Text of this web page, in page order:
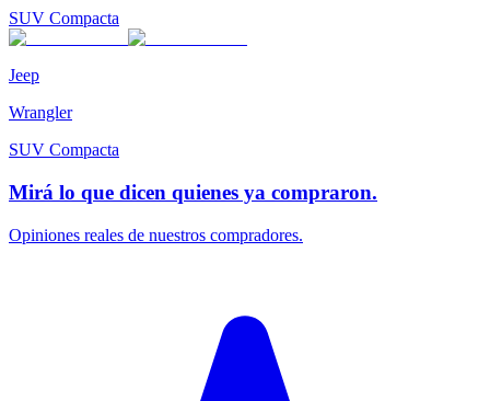
SUV Compacta
Jeep
Wrangler
SUV Compacta
Mirá lo que dicen quienes ya compraron.
Opiniones reales de nuestros compradores.